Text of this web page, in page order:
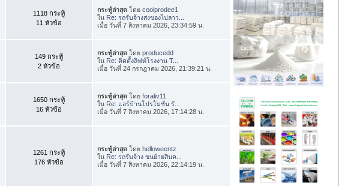
1118 กระทู้
11 หัวข้อ
กระทู้ล่าสุด โดยcoolprodee1
ใน Re: รถรับจ้างส่งของไปลาว...
เมื่อ วันที่ 7 สิงหาคม 2026, 23:34:59 น.
149 กระทู้
2 หัวข้อ
กระทู้ล่าสุด โดยproducedd
ใน Re: ติดตั้งลิฟท์โรงงาน T...
เมื่อ วันที่ 24 กรกฎาคม 2026, 21:39:21 น.
1650 กระทู้
16 หัวข้อ
กระทู้ล่าสุด โดยforaliv11
ใน Re: แอร์บ้านโปรโมชั่น รั...
เมื่อ วันที่ 7 สิงหาคม 2026, 17:14:28 น.
1261 กระทู้
176 หัวข้อ
กระทู้ล่าสุด โดยhelloweentz
ใน Re: รถรับจ้าง ขนย้ายสินค...
เมื่อ วันที่ 7 สิงหาคม 2026, 22:14:19 น.